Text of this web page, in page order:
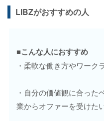
LIBZがおすすめの人
■こんな人におすすめ
・柔軟な働き方やワーク
・自分の価値観に合った
業からオファーを受けた